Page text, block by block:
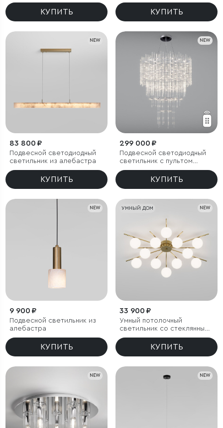
КУПИТЬ КУПИТЬ
NEW
83 800 ₽
Подвесной светодиодный
светильник из алебастра
КУПИТЬ
NEW
299 000 ₽
Подвесной светодиодный
светильник с пультом
управления
КУПИТЬ
NEW
9 900 ₽
Подвесной светильник из
алебастра
КУПИТЬ
УМНЫЙ ДОМ NEW
33 900 ₽
Умный потолочный
светильник со стеклянными
плафонами под лампочку
КУПИТЬ
NEW NEW